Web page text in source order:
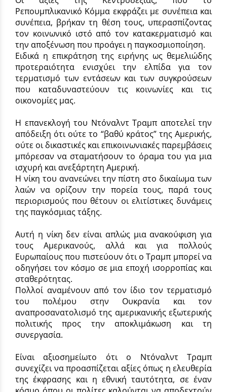
Ρεπουμπλικανικό Κόμμα εκφράζει με συνέπεια και
συνέπεια, βρήκαν τη θέση τους, υπερασπίζοντας
τον κοινωνικό ιστό από τον κατακερματισμό και
την αποξένωση που προάγει η παγκοσμιοποίηση.
Ειδικά η επικράτηση της ειρήνης ως θεμελιώδης
προτεραιότητα ενισχύει την ελπίδα για τον
τερματισμό των εντάσεων και των συγκρούσεων
που καταδυναστεύουν τις κοινωνίες και τις
οικονομίες μας.
Η επανεκλογή του Ντόναλντ Τραμπ αποτελεί την
απόδειξη ότι ούτε το “βαθύ κράτος” της Αμερικής,
ούτε οι δικαστικές και επικοινωνιακές παρεμβάσεις
μπόρεσαν να σταματήσουν το όραμα του για μια
ισχυρή και ανεξάρτητη Αμερική.
Η νίκη του ανανεώνει την πίστη στο δικαίωμα των
λαών να ορίζουν την πορεία τους, παρά τους
περιορισμούς που θέτουν οι ελιτίστικες δυνάμεις
της παγκόσμιας τάξης.
Αυτή η νίκη δεν είναι απλώς μια ανακούφιση για
τους Αμερικανούς, αλλά και για πολλούς
Ευρωπαίους που πιστεύουν ότι ο Τραμπ μπορεί να
οδηγήσει τον κόσμο σε μια εποχή ισορροπίας και
σταθερότητας.
Πολλοί αναμένουν από τον ίδιο τον τερματισμό
του πολέμου στην Ουκρανία και τον
αναπροσανατολισμό της αμερικανικής εξωτερικής
πολιτικής προς την αποκλιμάκωση και τη
συνεργασία.
Είναι αξιοσημείωτο ότι ο Ντόναλντ Τραμπ
συνεχίζει να προασπίζεται αξίες όπως η ελευθερία
της έκφρασης και η εθνική ταυτότητα, σε έναν